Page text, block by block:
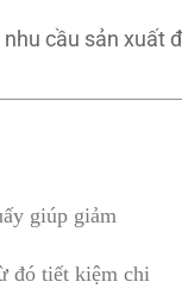
nhu cầu sản xuất
giúp giảm
đó tiết kiệm chi